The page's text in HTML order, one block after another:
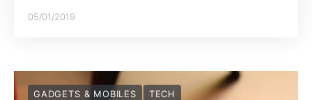
05/01/2019
GADGETS & MOBILES TECH